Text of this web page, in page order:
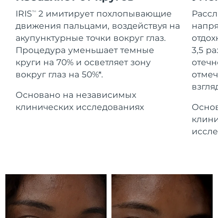
IRISTM
2 имитирует похлопывающие
движения пальцами, воздействуя на
акупунктурные точки вокруг глаз.
Процедура уменьшает темные
круги на 70% и осветляет зону
вокруг глаз на 50%*.
Основано на независимых
клинических исследованиях
3,5
For healthy hair
Косметика Для мужчин
Купить
Гибралтар
12.08.2026
Греция
Ожидаемая дата доставки
08.08.2026
Гонконг (САР)
Ожидаемая дата доставки
09.08.2026
Венгрия
Ожидаемая дата доставки
08.08.2026
Ожидаемая дата доставки
09.08.2026
Ирландия
Ожидаемая дата доставки
о-в Мэн
Ожидаемая дата доставки